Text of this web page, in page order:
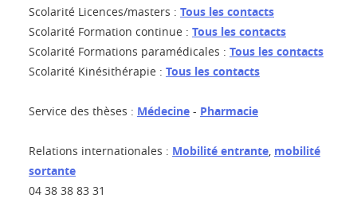
Scolarité Licences/masters : Tous les contacts
Scolarité Formation continue : Tous les contacts
Scolarité Formations paramédicales : Tous les contacts
Scolarité Kinésithérapie : Tous les contacts
Service des thèses : Médecine - Pharmacie
Relations internationales : Mobilité entrante, mobilité
sortante
04 38 38 83 31